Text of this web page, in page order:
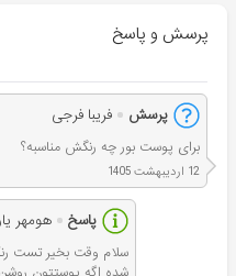
پرسش و پاسخ
پرسش فریبا فرجی
برای پوست بور چه رنگش مناسبه؟
12 اردیبهشت 1405
پاسخ هومهر یار
سلام وقت بخیر تست